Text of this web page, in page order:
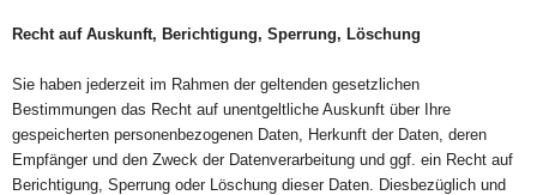
Recht auf Auskunft, Berichtigung, Sperrung, Löschung
Sie haben jederzeit im Rahmen der geltenden gesetzlichen
Bestimmungen das Recht auf unentgeltliche Auskunft über Ihre
gespeicherten personenbezogenen Daten, Herkunft der Daten, deren
Empfänger und den Zweck der Datenverarbeitung und ggf. ein Recht auf
Berichtigung, Sperrung oder Löschung dieser Daten. Diesbezüglich und